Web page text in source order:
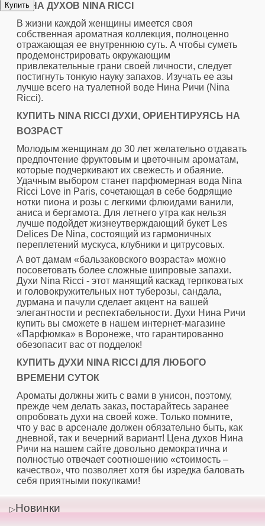
ЦЕНА ДУХОВ NINA RICCI
В жизни каждой женщины имеется своя
собственная ароматная коллекция, полноценно
отражающая ее внутреннюю суть. А чтобы суметь
продемонстрировать окружающим
привлекательные грани своей личности, следует
постигнуть тонкую науку запахов. Изучать ее азы
лучше всего на туалетной воде Нина Ричи (Nina
Ricci).
КУПИТЬ NINA RICCI ДУХИ, ОРИЕНТИРУЯСЬ НА
ВОЗРАСТ
Молодым женщинам до 30 лет желательно отдавать
предпочтение фруктовым и цветочным ароматам,
которые подчеркивают их свежесть и обаяние.
Удачным выбором станет парфюмерная вода Nina
Ricci Love in Paris, сочетающая в себе бодрящие
нотки пиона и розы с легкими флюидами ванили,
аниса и бергамота. Для летнего утра как нельзя
лучше подойдет жизнеутверждающий букет Les
Delices De Nina, состоящий из гармоничных
переплетений мускуса, клубники и цитрусовых.
А вот дамам «бальзаковского возраста» можно
посоветовать более сложные шипровые запахи.
Духи Nina Ricci - этот манящий каскад терпковатых
и головокружительных нот туберозы, сандала,
дурмана и пачули сделает акцент на вашей
элегантности и респектабельности. Духи Нина Ричи
купить вы сможете в нашем интернет-магазине
«Парфюмка» в Воронеже, что гарантированно
обезопасит вас от подделок!
КУПИТЬ ДУХИ NINA RICCI ДЛЯ ЛЮБОГО
ВРЕМЕНИ СУТОК
Ароматы должны жить с вами в унисон, поэтому,
прежде чем делать заказ, постарайтесь заранее
опробовать духи на своей коже. Только помните,
что у вас в арсенале должен обязательно быть, как
дневной, так и вечерний вариант! Цена духов Нина
Ричи на нашем сайте довольно демократична и
полностью отвечает соотношению «стоимость –
качество», что позволяет хотя бы изредка баловать
себя приятными покупками!
Новинки